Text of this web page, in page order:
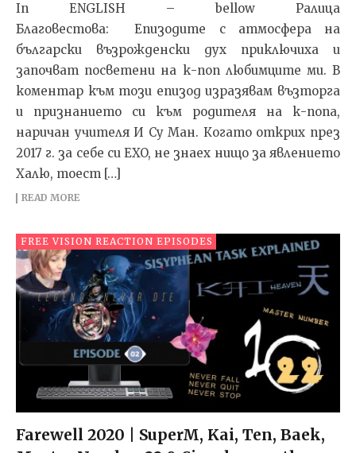
In ENGLISH – bellow Ралица
Благовестова: Епизодите с атмосфера на
български възрожденски дух приключиха и
започват посветени на к-поп любимците ми. В
коментар към този епизод изразявам възторга
и признанието си към родителя на к-попа,
наричан учителя И Су Ман. Когато открих през
2017 г. за себе си EXO, не знаех нищо за явлението
Халю, тоест […]
READ MORE
FREE VISION REACTION EPISODES
Farewell 2020 | SuperM, Kai, Ten, Baek,